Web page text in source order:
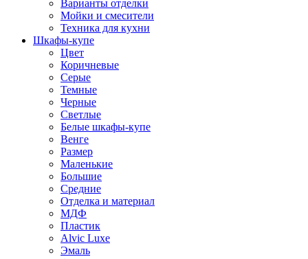
Варианты отделки
Мойки и смесители
Техника для кухни
Шкафы-купе
Цвет
Коричневые
Серые
Темные
Черные
Светлые
Белые шкафы-купе
Венге
Размер
Маленькие
Большие
Средние
Отделка и материал
МДФ
Пластик
Alvic Luxe
Эмаль